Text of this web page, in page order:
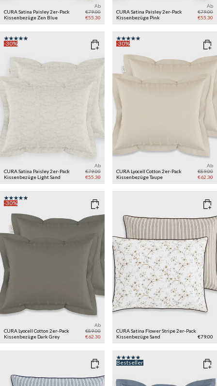
CURA Satina Paisley 2er-Pack
KissenbezügeZen Blue
Ab
€79.00
€55.30
CURA Satina Paisley 2er-Pack
Kissenbezüge Pink
Ab
€79.00
€55.30
-30%
CURA Satina Paisley 2er-Pack
Kissenbezüge Light Sand
Ab
€79.00
€55.30
-30%
CURA Lyocell Cotton 2er-Pack
KissenbezügeTaupe
Ab
€89.00
€62.30
-30%
CURA Lyocell Cotton 2er-Pack
Kissenbezüge Dark Grey
Ab
€89.00
€62.30
CURA Satina Flower Stripe 2er-Pack
KissenbezügeSand €79.00
Bestseller